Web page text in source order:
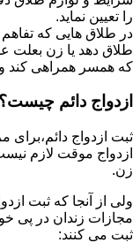
را تعیین نماید.
در طلاق هایی که
طلاق دهد یا زن بعلت
که همسر همراهی کند و
ازدواج دائم چیست؟
ثبت ازدواج
ازدواج موقت لازم
زن.
ولی از آنجا که ثبت
مجازات زندان در پی
ثبت می کنند: